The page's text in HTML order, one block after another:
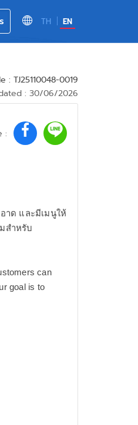
TH EN
: TJ25110048-0019
: 30/06/2026
:
าด และมีเมนูให้
สำหรับ
can
goal is to